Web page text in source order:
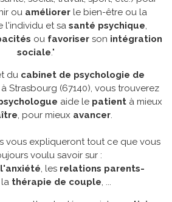
ou améliorer le bien-être ou la
l'individu et sa santé psychique
ou favoriser son intégration
sociale ."
du cabinet de psychologie de
Strasbourg (67140), vous trouverez
aide le patientà mieux
, pour mieux avancer
vous expliqueront tout ce que vous
voulu savoir sur :
l'anxiété , les relations parents-
, la thérapie de couple